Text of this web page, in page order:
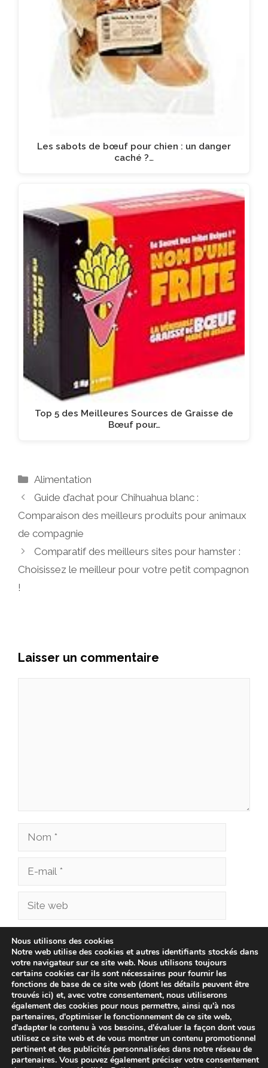
Les sabots de bœuf pour chien : un danger
caché ?…
Top 5 des Meilleures Sources de Graisse de
Bœuf pour…
Catégories
Alimentation
Guide d’achat pour Chihuahua blanc :
Comparaison des meilleurs produits pour animaux
de compagnie
Comparatif des meilleurs sites pour hamster :
Choisissez le meilleur pour votre petit compagnon
!
Laisser un commentaire
Nom
Site
Enregistrer mon nom, mon e-mail et mon site
dans le navigateur pour mon prochain
commentaire.
Nous utilisons des cookies
Notre web utilise des cookies et autres identifiants stockés dans
votre navigateur sur ce site web. Nous utilisons toujours
certains cookies car ils sont nécessaires pour fournir les
fonctions de base de ce site web (dont les détails peuvent être
trouvés ici) et, avec votre consentement, nous utiliserons
également des cookies pour nous permettre, ainsi qu'à nos
partenaires, d'optimiser le fonctionnement de ce site web,
d'adapter le contenu à vos besoins, d'évaluer la façon dont vous
utilisez ce site web et de vous montrer un contenu promotionnel
pertinent et des publicités personnalisées dans notre réseau de
partenaires. Vous pouvez également préciser votre consentement